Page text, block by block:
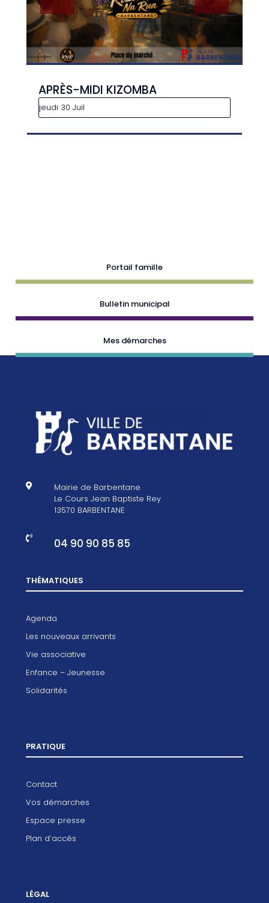
APRÈS-MIDI KIZOMBA
jeudi 30 Juil
Portail famille
Bulletin municipal
Mes démarches

Mairie de Barbentane
Le Cours Jean Baptiste Rey
13570 BARBENTANE
 04 90 90 85 85
THÉMATIQUES
Agenda
Les nouveaux arrivants
Vie associative
Enfance – Jeunesse
Solidarités
PRATIQUE
Contact
Vos démarches
Espace presse
Plan d’accès
LÉGAL